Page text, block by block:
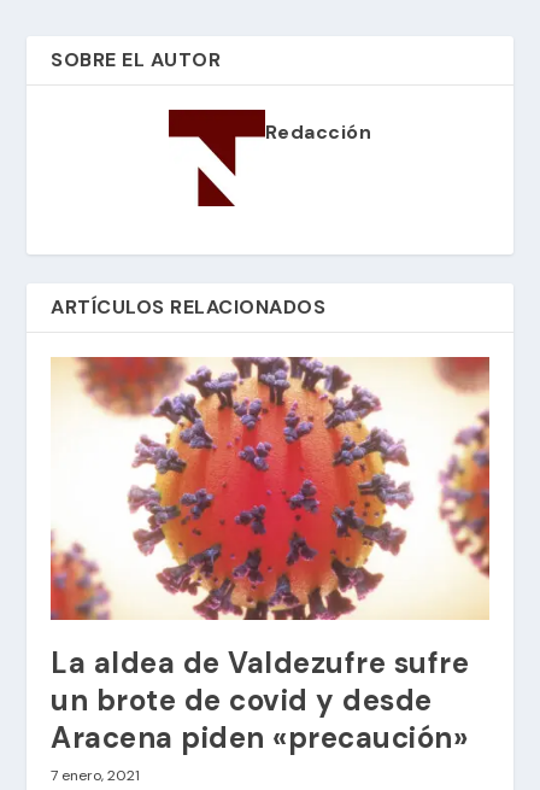
SOBRE EL AUTOR
Redacción
ARTÍCULOS RELACIONADOS
La aldea de Valdezufre sufre
un brote de covid y desde
Aracena piden «precaución»
7 enero, 2021